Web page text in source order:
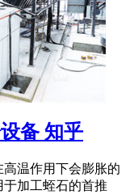
备 知乎
温作用下会膨胀的
加工蛭石的首推